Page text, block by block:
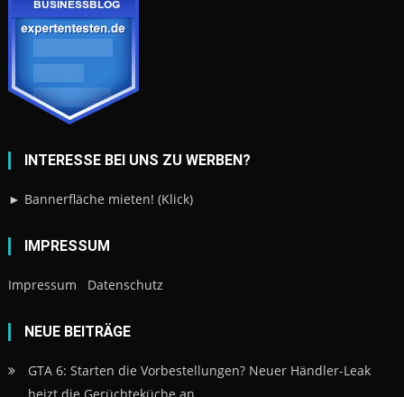
INTERESSE BEI UNS ZU WERBEN?
► Bannerfläche mieten! (Klick)
IMPRESSUM
Impressum Datenschutz
NEUE BEITRÄGE
GTA 6: Starten die Vorbestellungen? Neuer Händler-Leak